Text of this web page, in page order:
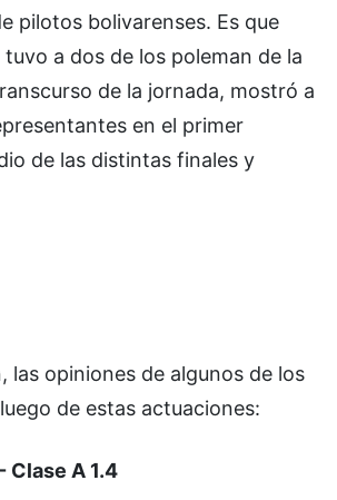
pilotos bolivarenses. Es que
a dos de los poleman de la
de la jornada, mostró a
en el primer
de las distintas finales y
las opiniones de algunos de los
de estas actuaciones:
Clase A 1.4